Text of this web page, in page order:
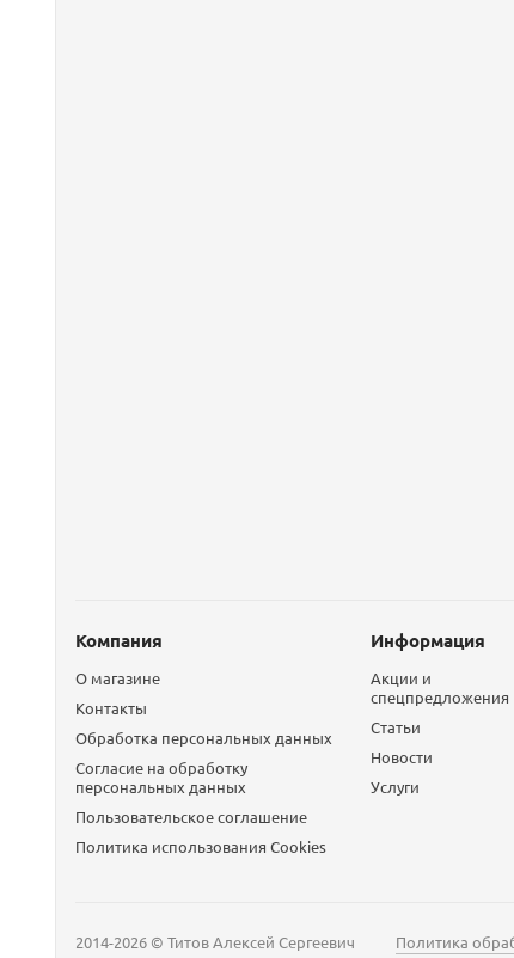
Компания
О магазине
Контакты
Обработка персональных данных
Согласие на обработку
персональных данных
Пользовательское соглашение
Политика использования Сookies
Информация
Акции и
спецпредложения
Статьи
Новости
Услуги
2014-2026 © Титов Алексей Сергеевич Политика